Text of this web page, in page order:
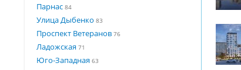
Парнас 84
Улица Дыбенко 83
Проспект Ветеранов 76
Ладожская 71
Юго-Западная 63